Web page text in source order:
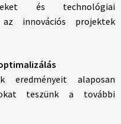
és technológiai
innovációs projektek
eredményeit alaposan
teszünk a további